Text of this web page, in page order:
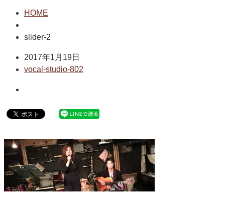
HOME
slider-2
2017年1月19日
vocal-studio-802